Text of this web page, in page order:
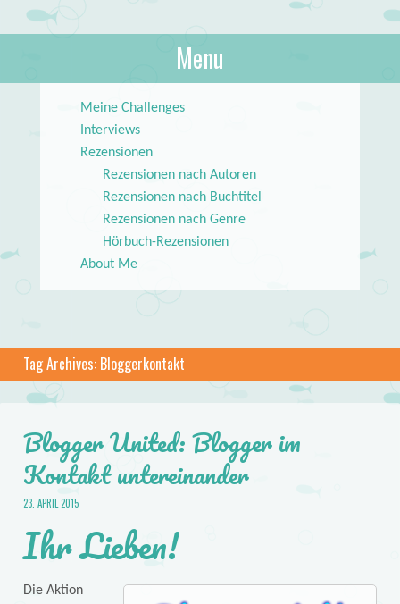
About Books
lilstar.de
Menu
Meine Challenges
Interviews
Rezensionen
Rezensionen nach Autoren
Rezensionen nach Buchtitel
Rezensionen nach Genre
Hörbuch-Rezensionen
About Me
Tag Archives: Bloggerkontakt
Blogger United: Blogger im
Kontakt untereinander
23. APRIL 2015
Ihr Lieben!
Die Aktion